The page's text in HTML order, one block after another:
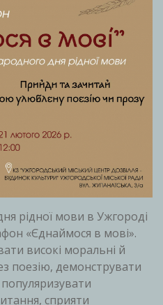
рідної мови в Ужгороді
«Єднаймося в мові».
високі моральні й
поезію, демонструвати
сприяти